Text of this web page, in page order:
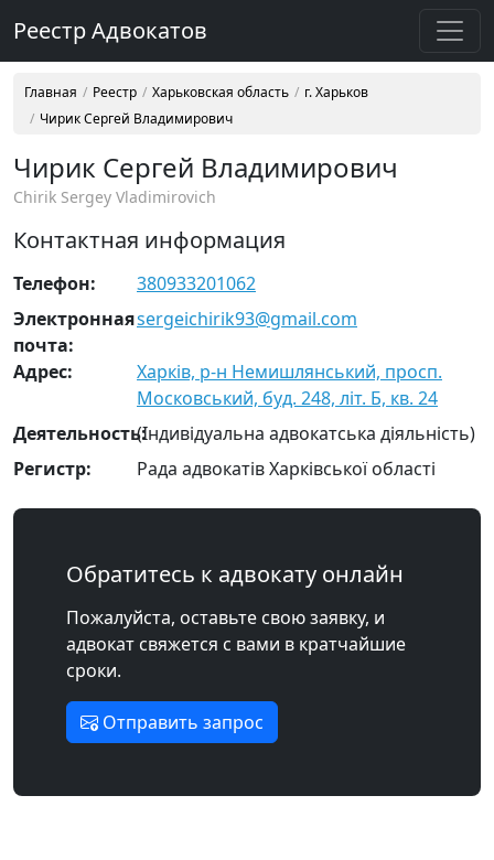
Реестр Адвокатов
Главная Реестр Харьковская область
г. Харьков
Чирик Сергей Владимирович
Чирик Сергей Владимирович
Chirik Sergey Vladimirovich
Контактная информация
Телефон:
380933201062
Электронная
почта:
sergeichirik93@gmail.com
Адрес:
Харків, р-н Немишлянський, просп.
Московський, буд. 248, літ. Б, кв. 24
Деятельность:(Індивідуальна адвокатська діяльність)
Регистр:
Рада адвокатів Харківської області
Обратитесь к адвокату онлайн
Пожалуйста, оставьте свою заявку, и
адвокат свяжется с вами в кратчайшие
сроки.
Отправить запрос